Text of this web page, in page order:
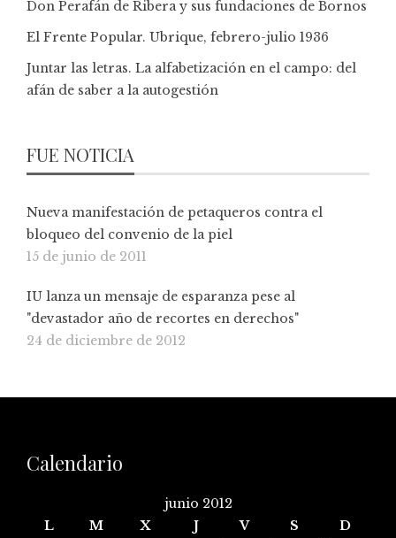
Don Perafán de Ribera y sus fundaciones de Bornos
El Frente Popular. Ubrique, febrero-julio 1936
Juntar las letras. La alfabetización en el campo: del
afán de saber a la autogestión
FUE NOTICIA
Nueva manifestación de petaqueros contra el
bloqueo del convenio de la piel
15 de junio de 2011
IU lanza un mensaje de esparanza pese al
"devastador año de recortes en derechos"
24 de diciembre de 2012
Calendario
junio 2012
L
M X J V S
D